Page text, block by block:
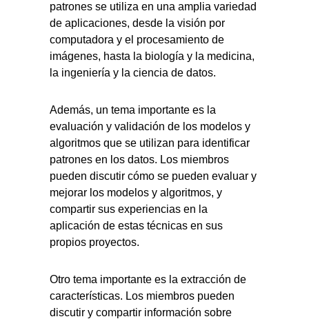
patrones se utiliza en una amplia variedad
de aplicaciones, desde la visión por
computadora y el procesamiento de
imágenes, hasta la biología y la medicina,
la ingeniería y la ciencia de datos.
Además, un tema importante es la
evaluación y validación de los modelos y
algoritmos que se utilizan para identificar
patrones en los datos. Los miembros
pueden discutir cómo se pueden evaluar y
mejorar los modelos y algoritmos, y
compartir sus experiencias en la
aplicación de estas técnicas en sus
propios proyectos.
Otro tema importante es la extracción de
características. Los miembros pueden
discutir y compartir información sobre